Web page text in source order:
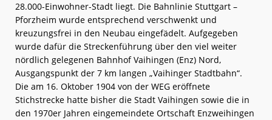
28.000-Einwohner-Stadt liegt. Die Bahnlinie Stuttgart –
Pforzheim wurde entsprechend verschwenkt und
kreuzungsfrei in den Neubau eingefädelt. Aufgegeben
wurde dafür die Streckenführung über den viel weiter
nördlich gelegenen Bahnhof Vaihingen (Enz) Nord,
Ausgangspunkt der 7 km langen „Vaihinger Stadtbahn“.
Die am 16. Oktober 1904 von der WEG eröffnete
Stichstrecke hatte bisher die Stadt Vaihingen sowie die in
den 1970er Jahren eingemeindete Ortschaft Enzweihingen